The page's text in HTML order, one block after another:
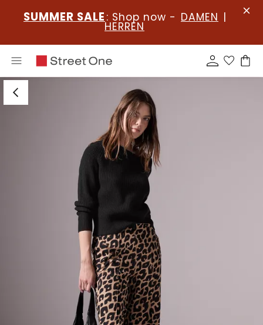
SUMMER SALE : Shop now - DAMEN |
HERREN